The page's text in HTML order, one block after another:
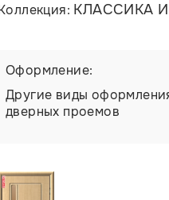
КЛАССИКА
Оформление:
Другие виды
дверных проемов